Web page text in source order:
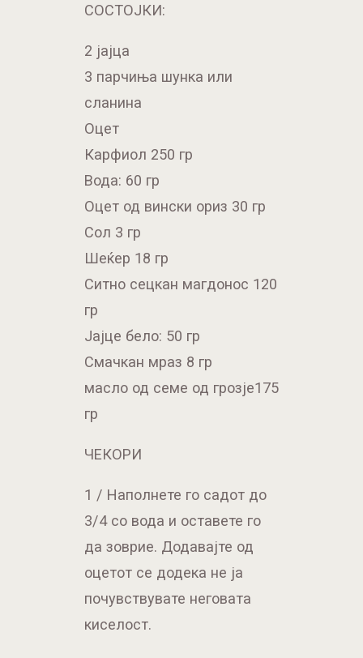
СОСТОЈКИ:
2 јајца
3 парчиња шунка или
сланина
Оцет
Карфиол 250 гр
Вода: 60 гр
Оцет од вински ориз 30 гр
Сол 3 гр
Шеќер 18 гр
Ситно сецкан магдонос 120
гр
Јајце бело: 50 гр
Смачкан мраз 8 гр
масло од семе од грозје175
гр
ЧЕКОРИ
1 / Наполнете го садот до
3/4 со вода и оставете го
да зоврие. Додавајте од
оцетот се додека не ја
почувствувате неговата
киселост.